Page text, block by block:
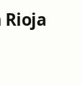
Rioja